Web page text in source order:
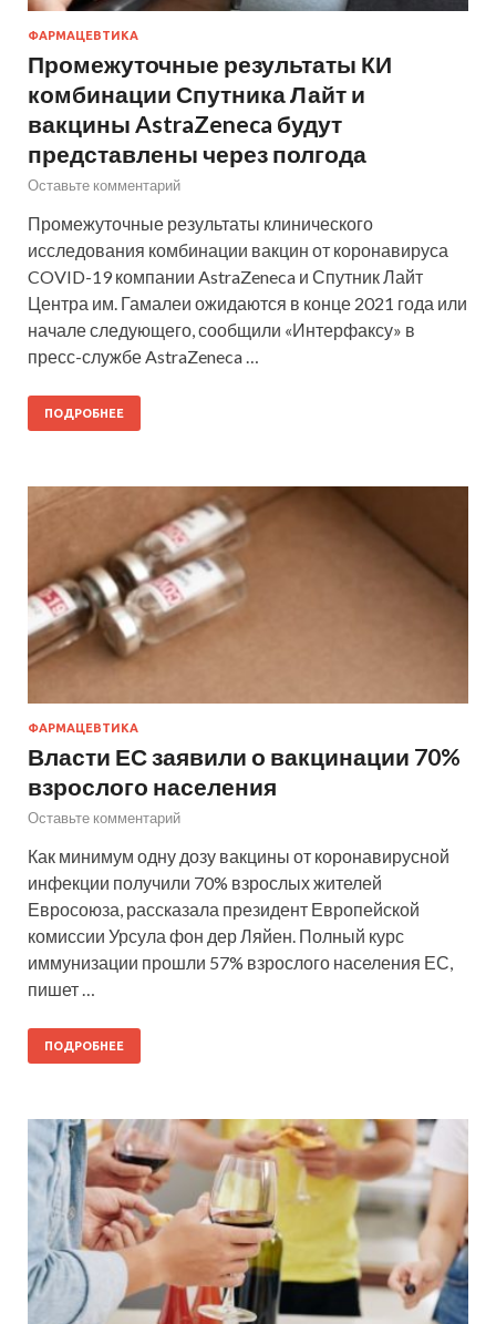
ФАРМАЦЕВТИКА
Промежуточные результаты КИ
комбинации Спутника Лайт и
вакцины AstraZeneca будут
представлены через полгода
Оставьте комментарий
Промежуточные результаты клинического
исследования комбинации вакцин от коронавируса
COVID-19 компании AstraZeneca и Спутник Лайт
Центра им. Гамалеи ожидаются в конце 2021 года или
начале следующего, сообщили «Интерфаксу» в
пресс-службе AstraZeneca …
ПОДРОБНЕЕ
ФАРМАЦЕВТИКА
Власти ЕС заявили о вакцинации 70%
взрослого населения
Оставьте комментарий
Как минимум одну дозу вакцины от коронавирусной
инфекции получили 70% взрослых жителей
Евросоюза, рассказала президент Европейской
комиссии Урсула фон дер Ляйен. Полный курс
иммунизации прошли 57% взрослого населения ЕС,
пишет …
ПОДРОБНЕЕ